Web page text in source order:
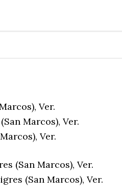
Ver.
Marcos), Ver.
Ver.
(San Marcos), Ver.
(San Marcos), Ver.